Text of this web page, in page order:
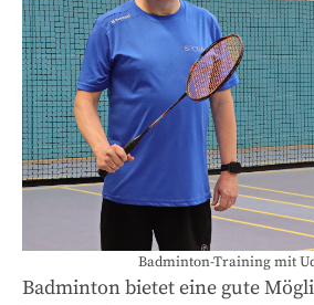
Badminton-Training mit
Badminton bietet eine gute